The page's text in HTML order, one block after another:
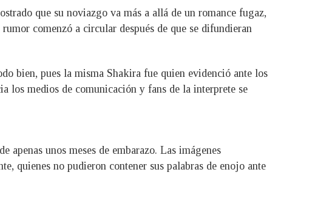
que su noviazgo va más a allá de un romance fugaz,
comenzó a circular después de que se difundieran
bien, pues la misma Shakira fue quien evidenció ante los
los medios de comunicación y fans de la interprete se
unos meses de embarazo. Las imágenes
quienes no pudieron contener sus palabras de enojo ante